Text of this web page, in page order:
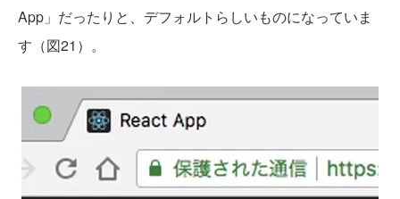
App」だったりと、デフォルトらしいものになっていま
す（図21）。